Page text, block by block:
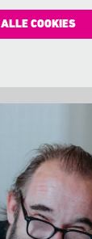
ALLE COOKIES